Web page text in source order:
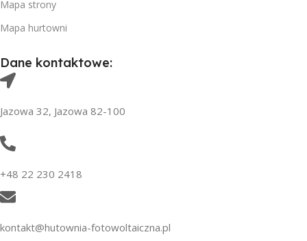
Mapa strony
Mapa hurtowni
Dane kontaktowe:
Jazowa 32, Jazowa 82-100
+48 22 230 2418
kontakt@hutownia-fotowoltaiczna.pl